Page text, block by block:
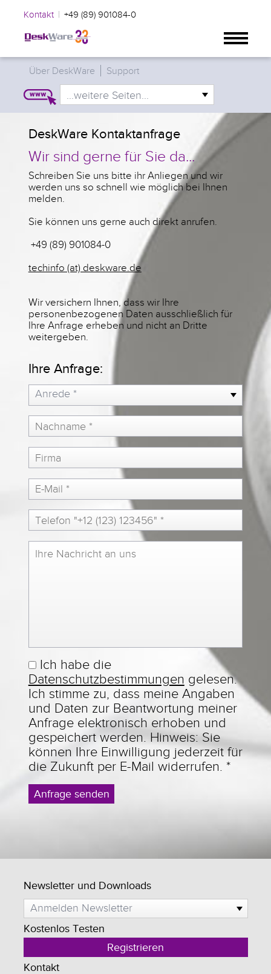
Kontakt | +49 (89) 901084-0
Über DeskWare Support
...weitere Seiten...
DeskWare Kontaktanfrage
Wir sind gerne für Sie da...
Schreiben Sie uns bitte ihr Anliegen und wir
werden uns so schnell wie möglich bei Ihnen
melden.
Sie können uns gerne auch direkt anrufen.
+49 (89) 901084-0
techinfo (at) deskware.de
Wir versichern Ihnen, dass wir Ihre
personenbezogenen Daten ausschließlich für
Ihre Anfrage erheben und nicht an Dritte
weitergeben.
Ihre Anfrage:
Anrede *
Ich habe die
Datenschutzbestimmungen gelesen.
Ich stimme zu, dass meine Angaben
und Daten zur Beantwortung meiner
Anfrage elektronisch erhoben und
gespeichert werden. Hinweis: Sie
können Ihre Einwilligung jederzeit für
die Zukunft per E-Mail widerrufen. *
Anfrage senden
Newsletter und Downloads
Anmelden Newsletter
Kostenlos Testen
Registrieren
Kontakt